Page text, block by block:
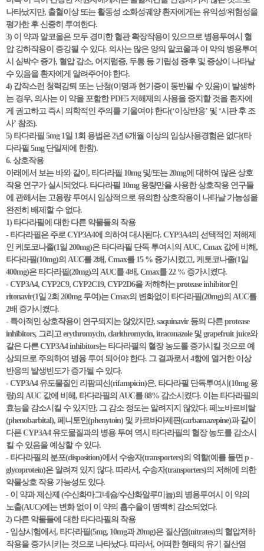
나타났지만, 출혈이상 또는 활동성 소화성궤양 환자에게는 유익성/위험성을
평가한 후 신중히 투여한다.
3) 이 약과 알코올은 모두 경미한 혈관 확장작용이 있으므로 병용투여시 혈
압 강하작용이 증강될 수 있다. 의사는 많은 양의 알코올과 이 약의 병용투여
시 심박수 증가, 혈압 감소, 어지럼증, 두통 등 기립성 증후 및 증상이 나타날
수 있음을 환자에게 알려주어야 한다.
4) 갑작스런 청력감퇴 또는 난청(이명과 현기증이 동반될 수 있음)이 발생하
는 경우, 의사는 이 약을 포함한 PDE5 저해제의 사용을 중지할 것을 환자에
게 권고하고 즉시 의학적인 주의를 기울여야 한다(‘이상반응’ 및 ‘시판 후 조
사’ 참조).
5) 타다라필 5mg 1일 1회 용법은 2년 6개월 이상의 임상사용경험은 없다(타
다라필 5mg 단일제에 한함).
6. 상호작용
아래에서 보는 바와 같이, 타다라필 10mg 및/또는 20mg에 대하여 많은 상호
작용 연구가 실시되었다. 타다라필 10mg 용량만을 사용한 상호작용 연구들
에 관해서는 고용량 투여시 임상적으로 유의한 상호작용이 나타날 가능성을
완전히 배제할 수 없다.
1) 타다라필에 대한 다른 약물들의 작용
- 타다라필은 주로 CYP3A4에 의하여 대사된다. CYP3A4의 선택적인 저해제
인 케토코나졸(1일 200mg)은 타다라필 단독 투여시의 AUC, Cmax 값에 비해,
타다라필(10mg)의 AUC를 2배, Cmax를 15 % 증가시켰고, 케토코나졸(1일
400mg)은 타다라필(20mg)의 AUC를 4배, Cmax를 22 % 증가시켰다.
- CYP3A4, CYP2C9, CYP2C19, CYP2D6을 저해하는 protease inhibitor인
ritonavir(1일 2회 200mg 투여)는 Cmax의 변화없이 타다라필(20mg)의 AUC를
2배 증가시켰다.
- 특이적인 상호작용이 연구되지는 않았지만, saquinavir 등의 다른 protease
inhibitors, 그리고 erythromycin, clarithromycin, itraconazole 및 grapefruit juice와
같은 다른 CYP3A4 inhibitors는 타다라필의 혈장 농도를 증가시킬 것으로 예
상되므로 주의하여 병용 투여 되어야 한다. 그 결과로서 4항에 열거한 이상
반응의 발생빈도가 증가될 수 있다.
- CYP3A4 유도물질인 리팜피신(rifampicin)은, 타다라필 단독투여시(10mg 용
량)의 AUC 값에 비해, 타다라필의 AUC를 88% 감소시켰다. 이는 타다라필의
효능을 감소시킬 수 있지만, 그 감소 정도는 알려지지 않았다. 페노바르비탈
(phenobarbital), 페니토인(phenytoin) 및 카르바마제핀(carbamazepine)과 같이
다른 CYP3A4 유도물질과의 병용 투여 역시 타다라필의 혈장 농도를 감소시
킬 수 있음을 예상할 수 있다.
- 타다라필의 분포(disposition)에서 수송자(transporters)의 역할(예를 들면 p -
glycoprotein)은 알려져 있지 않다. 따라서, 수송자(transporters)의 저해에 의한
약물상호 작용 가능성도 있다.
- 이 약과 제산제 (수산화마그네슘/수산화알루미늄)의 병용투여시 이 약의
노출(AUC)에는 변화 없이 이 약의 흡수율이 명백히 감소되었다.
2) 다른 약물들에 대한 타다라필의 작용
- 임상시험에서, 타다라필(5mg, 10mg과 20mg)은 질산염(nitrates)의 혈압저하
작용을 증가시키는 것으로 나타났다. 따라서, 어떠한 형태의 유기 질산염